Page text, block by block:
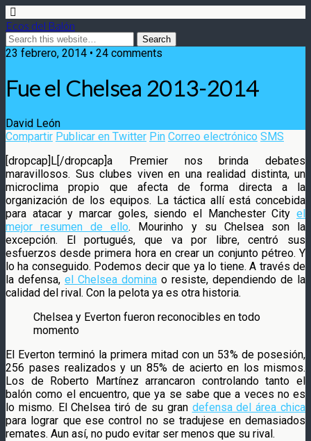
Ecos del Balón
23 febrero, 2014 • 24 comments
Fue el Chelsea 2013-2014
David León
Compartir Publicar en Twitter Pin Correo electrónico SMS
[dropcap]L[/dropcap]a Premier nos brinda debates
maravillosos. Sus clubes viven en una realidad distinta, un
microclima propio que afecta de forma directa a la
organización de los equipos. La táctica allí está concebida
para atacar y marcar goles, siendo el Manchester City el
mejor resumen de ello. Mourinho y su Chelsea son la
excepción. El portugués, que va por libre, centró sus
esfuerzos desde primera hora en crear un conjunto pétreo. Y
lo ha conseguido. Podemos decir que ya lo tiene. A través de
la defensa, el Chelsea domina o resiste, dependiendo de la
calidad del rival. Con la pelota ya es otra historia.
Chelsea y Everton fueron reconocibles en todo
momento
El Everton terminó la primera mitad con un 53% de posesión,
256 pases realizados y un 85% de acierto en los mismos.
Los de Roberto Martínez arrancaron controlando tanto el
balón como el encuentro, que ya se sabe que a veces no es
lo mismo. El Chelsea tiró de su gran defensa del área chica
para lograr que ese control no se tradujese en demasiados
remates. Aun así, no pudo evitar ser menos que su rival.